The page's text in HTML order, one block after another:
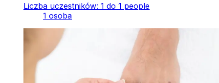
Liczba uczestników: 1 do 1 people
1 osoba